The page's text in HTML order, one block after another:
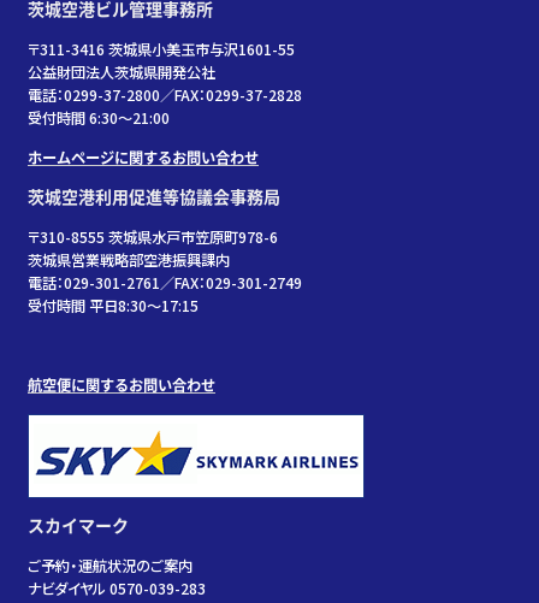
茨城空港ビル管理事務所
〒311-3416 茨城県小美玉市与沢1601-55
公益財団法人茨城県開発公社
電話：0299-37-2800／FAX：0299-37-2828
受付時間 6:30〜21:00
ホームページに関するお問い合わせ
茨城空港利用促進等協議会事務局
〒310-8555 茨城県水戸市笠原町978-6
茨城県営業戦略部空港振興課内
電話：029-301-2761／FAX：029-301-2749
受付時間 平日8:30～17:15
航空便に関するお問い合わせ
スカイマーク
ご予約・運航状況のご案内
ナビダイヤル 0570-039-283